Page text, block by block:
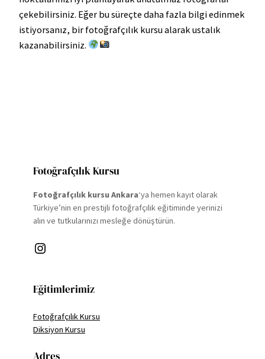
çekebilirsiniz. Eğer bu süreçte daha fazla bilgi edinmek
istiyorsanız, bir fotoğrafçılık kursu alarak ustalık
kazanabilirsiniz.
Fotoğrafçılık Kursu
Fotoğrafçılık kursu Ankara‘ya hemen kayıt olarak
Türkiye’nin en prestijli fotoğrafçılık eğitiminde yerinizi
alın ve tutkularınızı mesleğe dönüştürün.
Instagram
Eğitimlerimiz
Fotoğrafçılık Kursu
Diksiyon Kursu
Adres